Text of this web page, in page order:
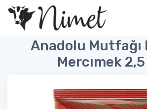
Anadolu Mutfağı
Mercımek 2,5